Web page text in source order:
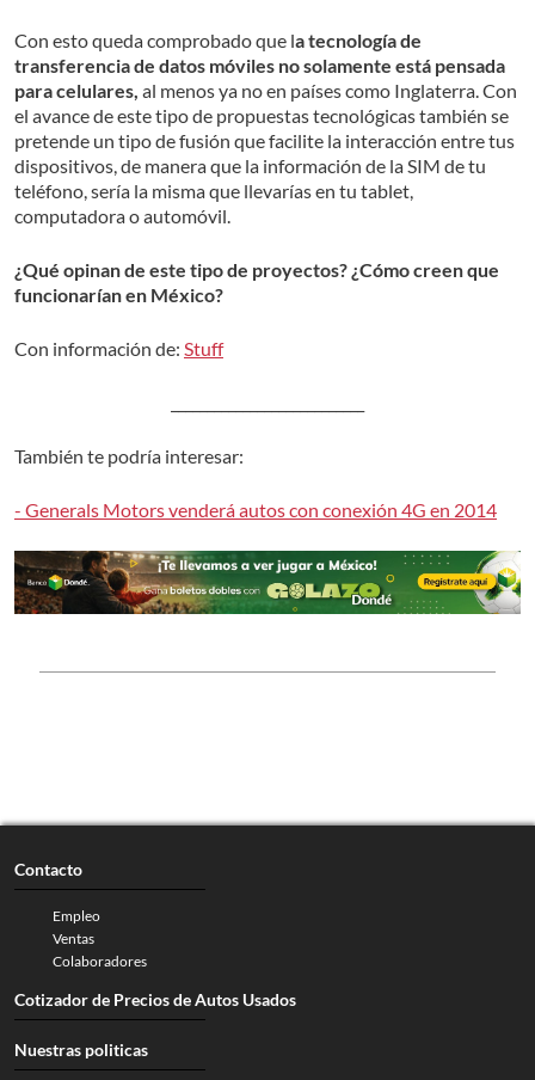
Con esto queda comprobado que la tecnología de
transferencia de datos móviles no solamente está pensada
para celulares, al menos ya no en países como Inglaterra. Con
el avance de este tipo de propuestas tecnológicas también se
pretende un tipo de fusión que facilite la interacción entre tus
dispositivos, de manera que la información de la SIM de tu
teléfono, sería la misma que llevarías en tu tablet,
computadora o automóvil.
¿Qué opinan de este tipo de proyectos? ¿Cómo creen que
funcionarían en México?
Con información de: Stuff
También te podría interesar:
- Generals Motors venderá autos con conexión 4G en 2014
Contacto
Empleo
Ventas
Colaboradores
Cotizador de Precios de Autos Usados
Nuestras politicas